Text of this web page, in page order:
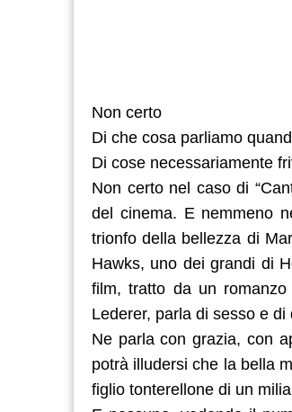
Non certo
Di che cosa parliamo
Di cose necessariamente
Non certo nel caso di
del cinema. E nemmeno
trionfo della bellezza di
Hawks, uno dei grandi di
film, tratto da un
Lederer, parla di sesso e di
Ne parla con grazia, con
potrà illudersi che la bella
figlio tonterellone di un